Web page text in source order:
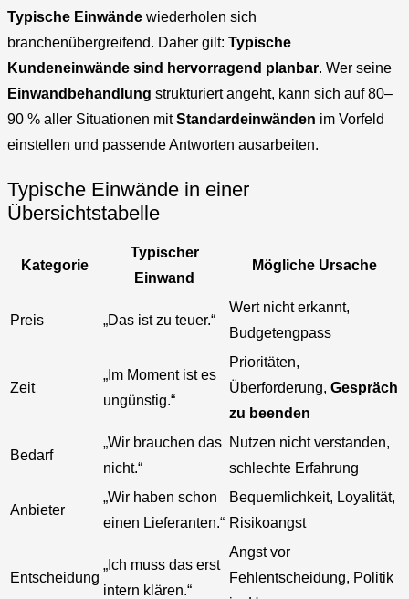
Typische Einwände wiederholen sich
branchenübergreifend. Daher gilt: Typische
Kundeneinwände sind hervorragend planbar. Wer seine
Einwandbehandlung strukturiert angeht, kann sich auf 80–
90 % aller Situationen mitStandardeinwänden im Vorfeld
einstellen und passende Antworten ausarbeiten.
Typische Einwände in einer
Übersichtstabelle
Kategorie
Typischer
Einwand
Mögliche Ursache
Preis „Das ist zu teuer.“
Wert nicht erkannt,
Budgetengpass
Zeit
„Im Moment ist es
ungünstig.“
Prioritäten,
Überforderung, Gespräch
zu beenden
Bedarf
„Wir brauchen das
nicht.“
Nutzen nicht verstanden,
schlechte Erfahrung
Anbieter
„Wir haben schon
einen Lieferanten.“
Bequemlichkeit, Loyalität,
Risikoangst
Entscheidung
„Ich muss das erst
intern klären.“
Angst vor
Fehlentscheidung, Politik